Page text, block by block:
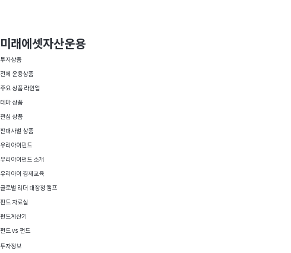
TIGER ETF
미래에셋자산운용
미래에셋자산운용
투자상품
전체 운용상품
주요 상품 라인업
테마 상품
관심 상품
판매사별 상품
우리아이펀드
우리아이펀드 소개
우리아이 경제교육
글로벌 리더 대장정 캠프
펀드 자료실
펀드계산기
펀드 vs 펀드
투자정보
요즘 뜨는 상품,AI 어시스턴트에게 물어보세요!